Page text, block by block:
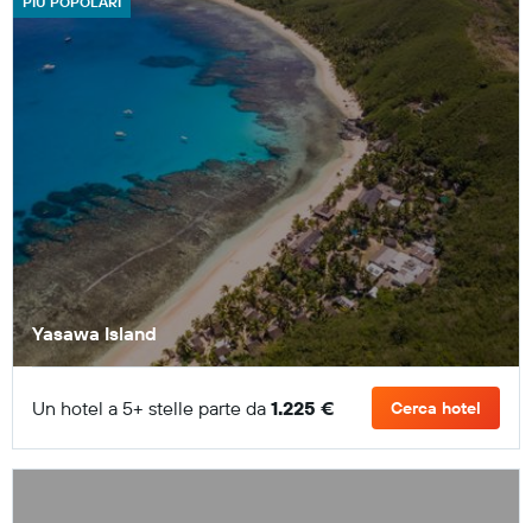
Yasawa Island
Un hotel a 5+ stelle parte da 1.225 € Cerca hotel